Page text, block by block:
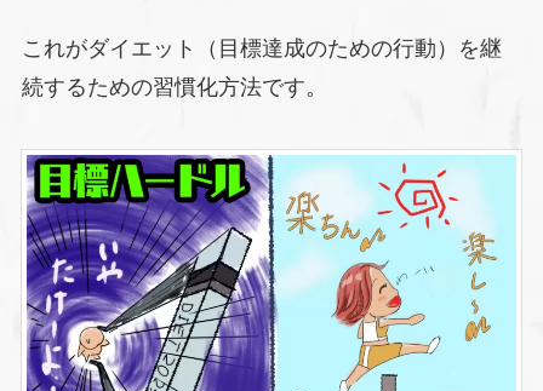
これがダイエット（目標達成のための行動）を継
続するための習慣化方法です。